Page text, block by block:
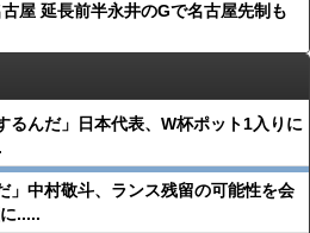
屋 延長前半永井のGで名古屋先制も
るんだ」日本代表、W杯ポット1入りに
」中村敬斗、ランス残留の可能性を会
.....